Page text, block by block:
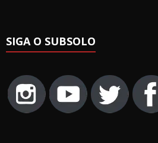
SIGA O SUBSOLO